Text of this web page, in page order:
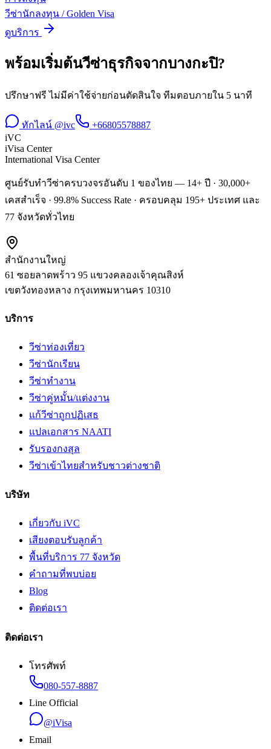
วีซ่านักลงทุน / Golden Visa
ดูบริการ
พร้อมเริ่มต้นวีซ่าธุรกิจจากบางกะปิ?
ปรึกษาฟรี ไม่มีค่าใช้จ่ายก่อนตัดสินใจ ทีมตอบภายใน 5 นาที
ทักไลน์ @ivc
+66805578887
iVC
iVisa Center
International Visa Center
ศูนย์รับทำวีซ่าครบวงจรอันดับ 1 ของไทย — 14+ ปี · 30,000+
เคสสำเร็จ · 99.8% Success Rate · ครอบคลุม 195+ ประเทศ และ
77 จังหวัดทั่วไทย
สำนักงานใหญ่
61 ซอยลาดพร้าว 95 แขวงคลองเจ้าคุณสิงห์
เขตวังทองหลาง กรุงเทพมหานคร 10310
บริการ
วีซ่าท่องเที่ยว
วีซ่านักเรียน
วีซ่าทำงาน
วีซ่าคู่หมั้น/แต่งงาน
แก้วีซ่าถูกปฏิเสธ
แปลเอกสาร NAATI
รับรองกงสุล
วีซ่าเข้าไทยสำหรับชาวต่างชาติ
บริษัท
เกี่ยวกับ iVC
เสียงตอบรับลูกค้า
พื้นที่บริการ 77 จังหวัด
คำถามที่พบบ่อย
Blog
ติดต่อเรา
ติดต่อเรา
โทรศัพท์
080-557-8887
Line Official
@iVisa
Email